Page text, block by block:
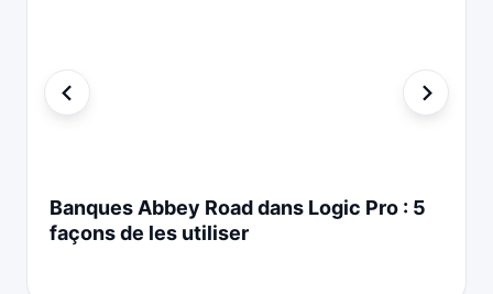
Banques Abbey Road dans Logic Pro : 5
façons de les utiliser